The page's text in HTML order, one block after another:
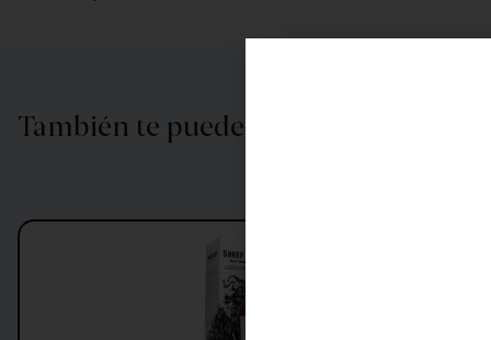
También te puede interesar…